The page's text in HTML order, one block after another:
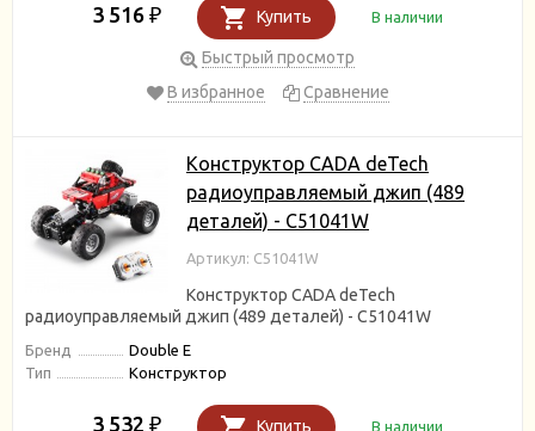
3 516 ₽ Купить В наличии
Быстрый просмотр
В избранное
Сравнение
Конструктор CADA deTech
радиоуправляемый джип (489
деталей) - C51041W
Артикул: C51041W
Конструктор CADA deTech
радиоуправляемый джип (489 деталей) - C51041W
Бренд
Double E
Тип
Конструктор
3 532 ₽ Купить В наличии